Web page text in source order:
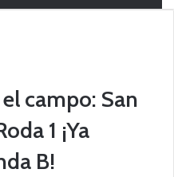
campo: San
1 ¡Ya
B!